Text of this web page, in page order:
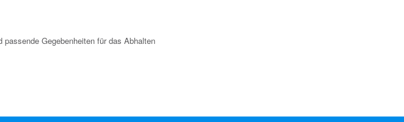
Gegebenheiten für das Abhalten